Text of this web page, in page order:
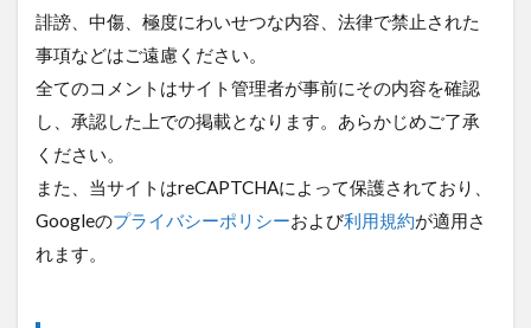
誹謗、中傷、極度にわいせつな内容、法律で禁止された
事項などはご遠慮ください。
全てのコメントはサイト管理者が事前にその内容を確認
し、承認した上での掲載となります。あらかじめご了承
ください。
また、当サイトはreCAPTCHAによって保護されており、
Googleのプライバシーポリシーおよび利用規約が適用さ
れます。